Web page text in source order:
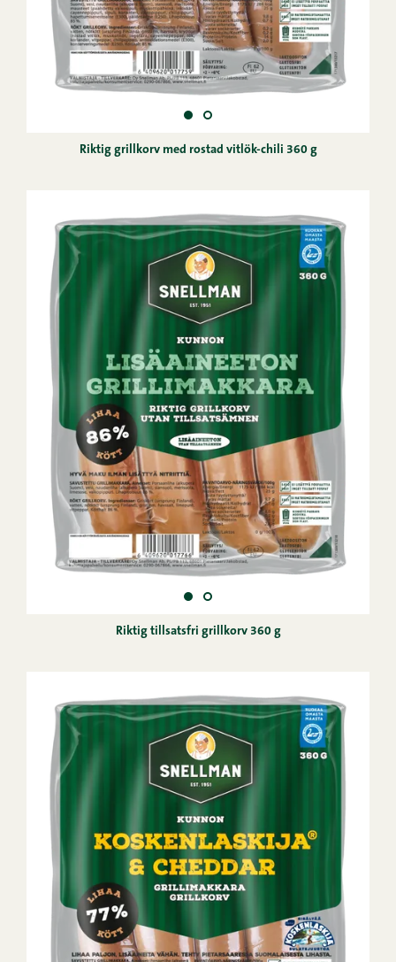
Riktig grillkorv med rostad vitlök-chili 360 g
Riktig tillsatsfri grillkorv 360 g